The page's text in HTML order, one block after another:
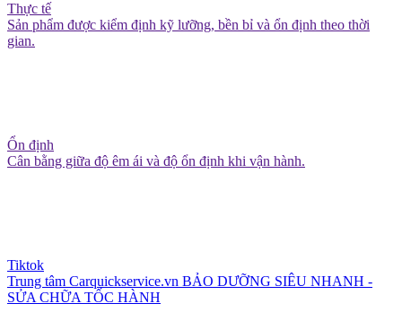
Thực tế
Sản phẩm được kiểm định kỹ lưỡng, bền bỉ và ổn định theo thời
gian.
Ổn định
Cân bằng giữa độ êm ái và độ ổn định khi vận hành.
Tiktok
Trung tâm Carquickservice.vn BẢO DƯỠNG SIÊU NHANH -
SỬA CHỮA TỐC HÀNH